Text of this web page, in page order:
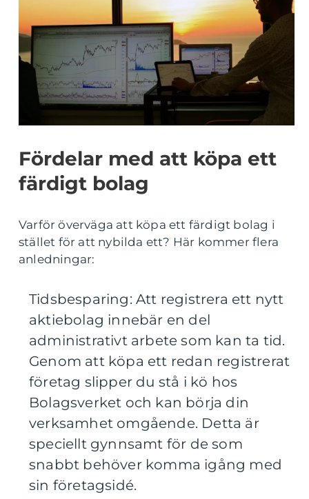
Fördelar med att köpa ett
färdigt bolag
Varför överväga att köpa ett färdigt bolag i
stället för att nybilda ett? Här kommer flera
anledningar:
Tidsbesparing: Att registrera ett nytt
aktiebolag innebär en del
administrativt arbete som kan ta tid.
Genom att köpa ett redan registrerat
företag slipper du stå i kö hos
Bolagsverket och kan börja din
verksamhet omgående. Detta är
speciellt gynnsamt för de som
snabbt behöver komma igång med
sin företagsidé.